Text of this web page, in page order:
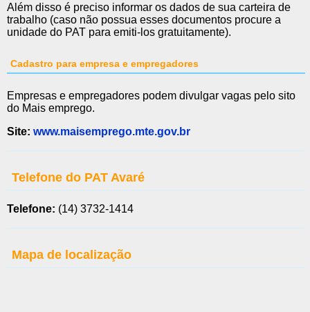
Além disso é preciso informar os dados de sua carteira de
trabalho (caso não possua esses documentos procure a
unidade do PAT para emiti-los gratuitamente).
Cadastro para empresa e empregadores
Empresas e empregadores podem divulgar vagas pelo sito
do Mais emprego.
Site: www.maisemprego.mte.gov.br
Telefone do PAT Avaré
Telefone: (14) 3732-1414
Mapa de localização